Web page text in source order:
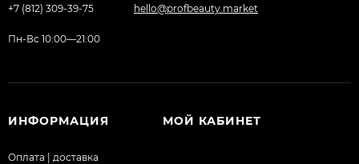
+7 (812) 309-39-75 hello@profbeauty.market
Пн-Вс 10:00—21:00
ИНФОРМАЦИЯ
Оплата | доставка
МОЙ КАБИНЕТ